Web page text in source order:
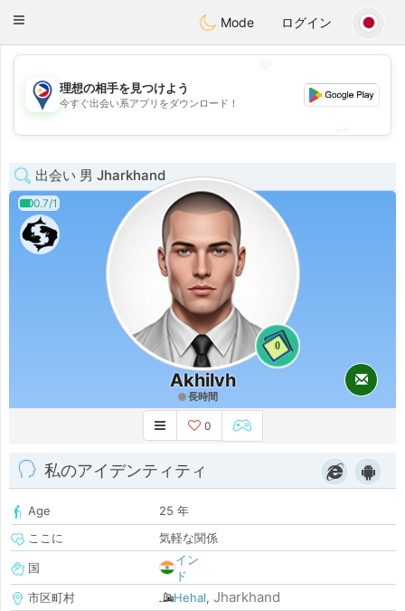
PhilippinesChat
Toggle
Mode ログイン
💖
💕
理想の相手を見つけよう
今すぐ出会い系アプリをダウンロード！
出会い 男 Jharkhand
0.7/1
0
Akhilvh
長時間
0
私のアイデンティティ
Age
25 年
ここに
気軽な関係
国
イン
ド
市区町村
Hehal, Jharkhand